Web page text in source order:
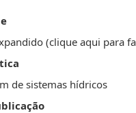
(clique aqui para
de sistemas hídricos